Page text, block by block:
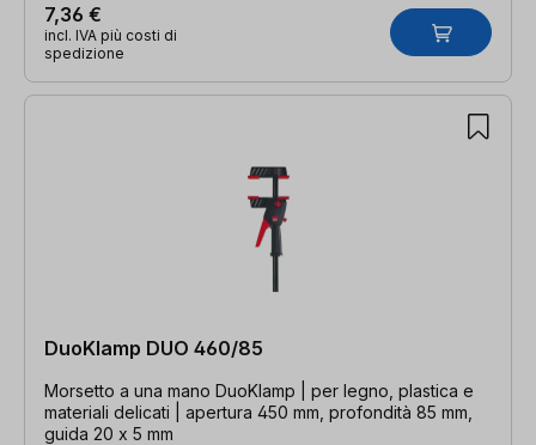
7,36 €
incl. IVA più costi di
spedizione
DuoKlamp DUO 460/85
Morsetto a una mano DuoKlamp | per legno, plastica e
materiali delicati | apertura 450 mm, profondità 85 mm,
guida 20 x 5 mm